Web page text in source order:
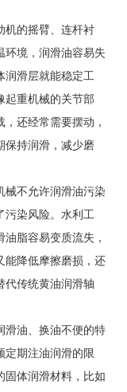
机的摇臂、连杆衬
环境，润滑油容易失
润滑层就能稳定工
起重机械的关节部
还经常需要摆动，
保持润滑，减少磨
械不允许润滑油污染
污染风险。水利工
脂容易变质流失，
能降低摩擦磨损，还
代传统黄油润滑轴
滑油、换油不便的特
定期注油润滑的限
固体润滑材料，比如